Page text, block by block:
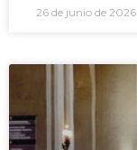
26 de junio de 2026